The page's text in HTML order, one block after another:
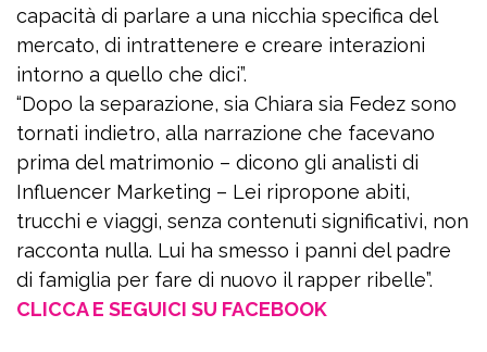
capacità di parlare a una nicchia specifica del
mercato, di intrattenere e creare interazioni
intorno a quello che dici”.
“Dopo la separazione, sia Chiara sia Fedez sono
tornati indietro, alla narrazione che facevano
prima del matrimonio – dicono gli analisti di
Influencer Marketing – Lei ripropone abiti,
trucchi e viaggi, senza contenuti significativi, non
racconta nulla. Lui ha smesso i panni del padre
di famiglia per fare di nuovo il rapper ribelle”.
CLICCA E SEGUICI SU FACEBOOK